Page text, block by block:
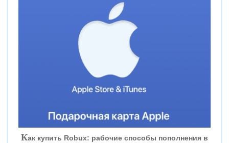
«ВНЕШПРОМБАНК»
«БАНК ГЛОБЭКС»
«СОВКОМБАНК»
Как купить Robux: рабочие способы пополнения в